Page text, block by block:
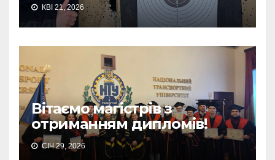
КВІ 21, 2026
Вітаємо магістрів з
отриманням дипломів!
СІЧ 29, 2026